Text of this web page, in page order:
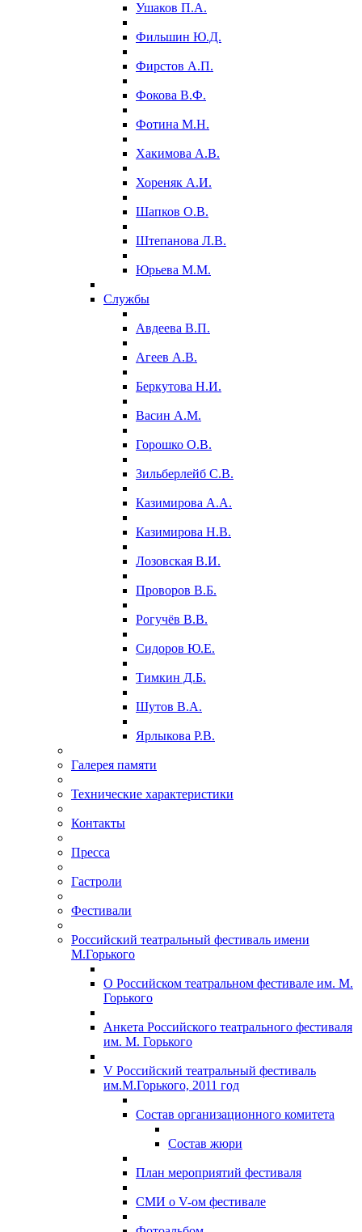
Ушаков П.А.
Фильшин Ю.Д.
Фирстов А.П.
Фокова В.Ф.
Фотина М.Н.
Хакимова А.В.
Хореняк А.И.
Шапков О.В.
Штепанова Л.В.
Юрьева М.М.
Службы
Авдеева В.П.
Агеев А.В.
Беркутова Н.И.
Васин А.М.
Горошко О.В.
Зильберлейб С.В.
Казимирова А.А.
Казимирова Н.В.
Лозовская В.И.
Проворов В.Б.
Рогучёв В.В.
Сидоров Ю.Е.
Тимкин Д.Б.
Шутов В.А.
Ярлыкова Р.В.
Галерея памяти
Технические характеристики
Контакты
Пресса
Гастроли
Фестивали
Российский театральный фестиваль имени
М.Горького
О Российском театральном фестивале им. М.
Горького
Анкета Российского театрального фестиваля
им. М. Горького
V Российский театральный фестиваль
им.М.Горького, 2011 год
Состав организационного комитета
Состав жюри
План мероприятий фестиваля
СМИ о V-ом фестивале